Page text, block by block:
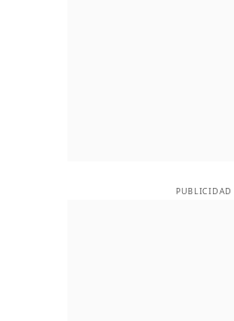
PUBLICIDAD